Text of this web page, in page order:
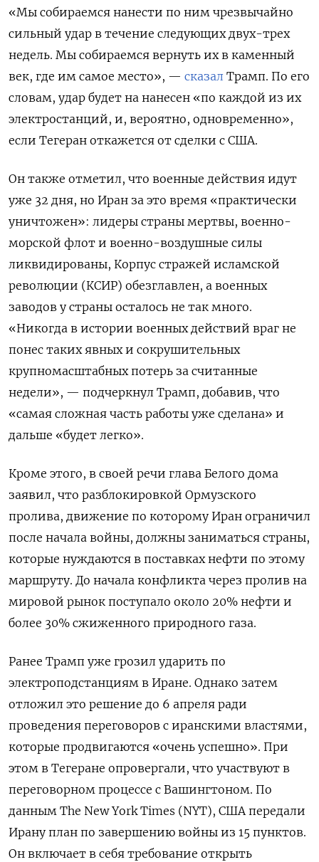
«Мы собираемся нанести по ним чрезвычайно
сильный удар в течение следующих двух-трех
недель. Мы собираемся вернуть их в каменный
век, где им самое место», — сказал Трамп. По его
словам, удар будет на нанесен «по каждой из их
электростанций, и, вероятно, одновременно»,
если Тегеран откажется от сделки с США.
Он также отметил, что военные действия идут
уже 32 дня, но Иран за это время «практически
уничтожен»: лидеры страны мертвы, военно-
морской флот и военно-воздушные силы
ликвидированы, Корпус стражей исламской
революции (КСИР) обезглавлен, а военных
заводов у страны осталось не так много.
«Никогда в истории военных действий враг не
понес таких явных и сокрушительных
крупномасштабных потерь за считанные
недели», — подчеркнул Трамп, добавив, что
«самая сложная часть работы уже сделана» и
дальше «будет легко».
Кроме этого, в своей речи глава Белого дома
заявил, что разблокировкой Ормузского
пролива, движение по которому Иран ограничил
после начала войны, должны заниматься страны,
которые нуждаются в поставках нефти по этому
маршруту. До начала конфликта через пролив на
мировой рынок поступало около 20% нефти и
более 30% сжиженного природного газа.
Ранее Трамп уже грозил ударить по
электроподстанциям в Иране. Однако затем
отложил это решение до 6 апреля ради
проведения переговоров с иранскими властями,
которые продвигаются «очень успешно». При
этом в Тегеране опровергали, что участвуют в
переговорном процессе с Вашингтоном. По
данным The New York Times (NYT), США передали
Ирану план по завершению войны из 15 пунктов.
Он включает в себя требование открыть